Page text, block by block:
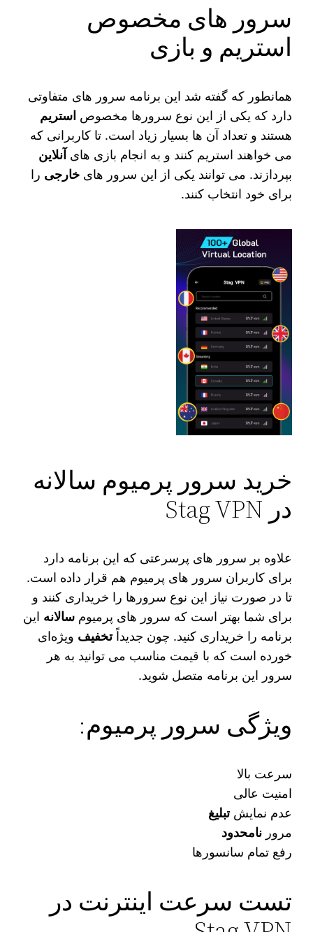
سرور های مخصوص
استریم و بازی
همانطور که گفته شد این برنامه سرور های متفاوتی
دارد که یکی از این نوع سرورها مخصوص استریم
هستند و تعداد آن ها بسیار زیاد است. تا کاربرانی که
می‌ خواهند استریم کنند و به انجام بازی‌ های آنلاین
بپردازند. می‌ توانند یکی از این سرور هایخارجی را
برای خود انتخاب کنند.
خرید سرور پرمیوم سالانه
در Stag VPN
علاوه بر سرور های پرسرعتی که این برنامه دارد
برای کاربران سرور های پرمیوم هم قرار داده است.
تا در صورت نیاز این نوع سرورها را خریداری کنند و
برای شما بهتر است که سرور های پرمیومسالانه این
برنامه را خریداری کنید. چون جدیداًتخفیف ویژه‌ای
خورده است که با قیمت مناسب می‌ توانید به هر
سرور این برنامه متصل شوید.
ویژگی سرور پرمیوم:
سرعت بالا
امنیت عالی
عدم نمایشتبلیغ
مرورنامحدود
رفع تمام سانسورها
تست سرعت اینترنت در